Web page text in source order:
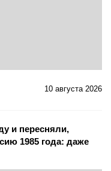
10 августа 2026
и пересняли,
1985 года: даже